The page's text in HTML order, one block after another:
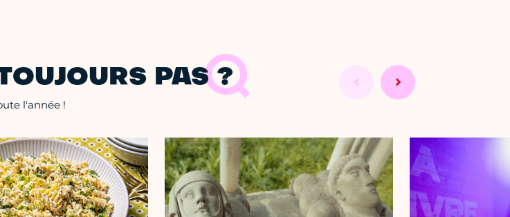
PAS ?
l'année !